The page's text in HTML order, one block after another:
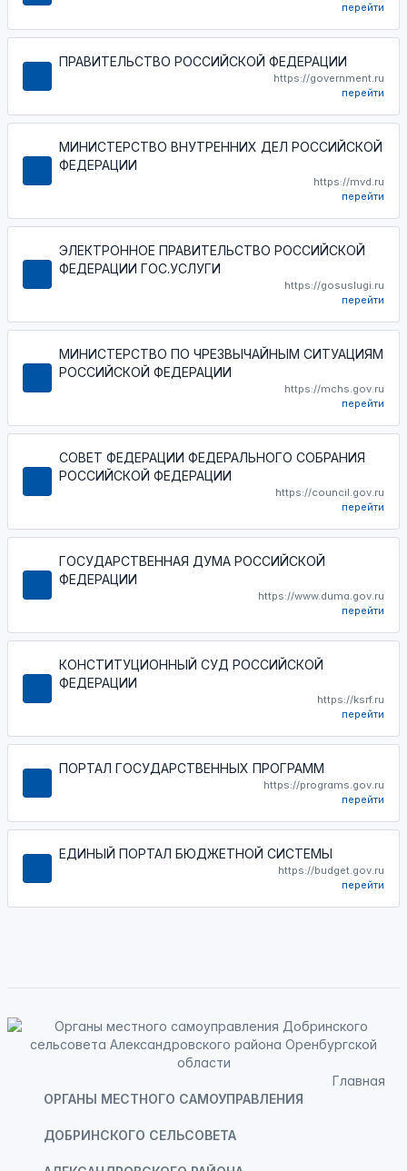
перейти
ПРАВИТЕЛЬСТВО РОССИЙСКОЙ ФЕДЕРАЦИИ
https://government.ru
перейти
МИНИСТЕРСТВО ВНУТРЕННИХ ДЕЛ РОССИЙСКОЙ
ФЕДЕРАЦИИ
https://mvd.ru
перейти
ЭЛЕКТРОННОЕ ПРАВИТЕЛЬСТВО РОССИЙСКОЙ
ФЕДЕРАЦИИ ГОС.УСЛУГИ
https://gosuslugi.ru
перейти
МИНИСТЕРСТВО ПО ЧРЕЗВЫЧАЙНЫМ СИТУАЦИЯМ
РОССИЙСКОЙ ФЕДЕРАЦИИ
https://mchs.gov.ru
перейти
СОВЕТ ФЕДЕРАЦИИ ФЕДЕРАЛЬНОГО СОБРАНИЯ
РОССИЙСКОЙ ФЕДЕРАЦИИ
https://council.gov.ru
перейти
ГОСУДАРСТВЕННАЯ ДУМА РОССИЙСКОЙ
ФЕДЕРАЦИИ
https://www.duma.gov.ru
перейти
КОНСТИТУЦИОННЫЙ СУД РОССИЙСКОЙ
ФЕДЕРАЦИИ
https://ksrf.ru
перейти
ПОРТАЛ ГОСУДАРСТВЕННЫХ ПРОГРАММ
https://programs.gov.ru
перейти
ЕДИНЫЙ ПОРТАЛ БЮДЖЕТНОЙ СИСТЕМЫ
https://budget.gov.ru
перейти
ОРГАНЫ МЕСТНОГО САМОУПРАВЛЕНИЯ
ДОБРИНСКОГО СЕЛЬСОВЕТА
Главная